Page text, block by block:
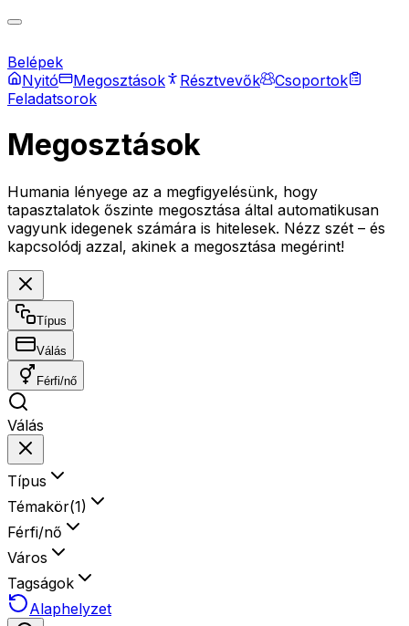
Belépek
Nyitó
Megosztások Résztvevők
Csoportok
Feladatsorok
Megosztások
Humania lényege az a megfigyelésünk, hogy
tapasztalatok őszinte megosztása által automatikusan
vagyunk idegenek számára is hitelesek. Nézz szét – és
kapcsolódj azzal, akinek a megosztása megérint!
Típus
Válás
Férfi/nő
Válás
Típus
Témakör(1)
Férfi/nő
Város
Tagságok
Alaphelyzet